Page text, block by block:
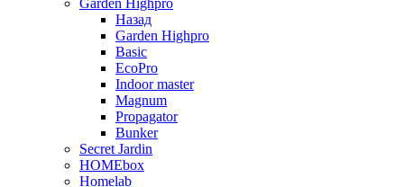
Garden Highpro
Назад
Garden Highpro
Basic
EcoPro
Indoor master
Magnum
Propagator
Bunker
Secret Jardin
HOMEbox
Homelab